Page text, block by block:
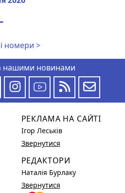
номери >
нашими новинами
РЕКЛАМА НА САЙТІ
Ігор Леськів
Звернутися
РЕДАКТОРИ
Наталія Бурлаку
Звернутися